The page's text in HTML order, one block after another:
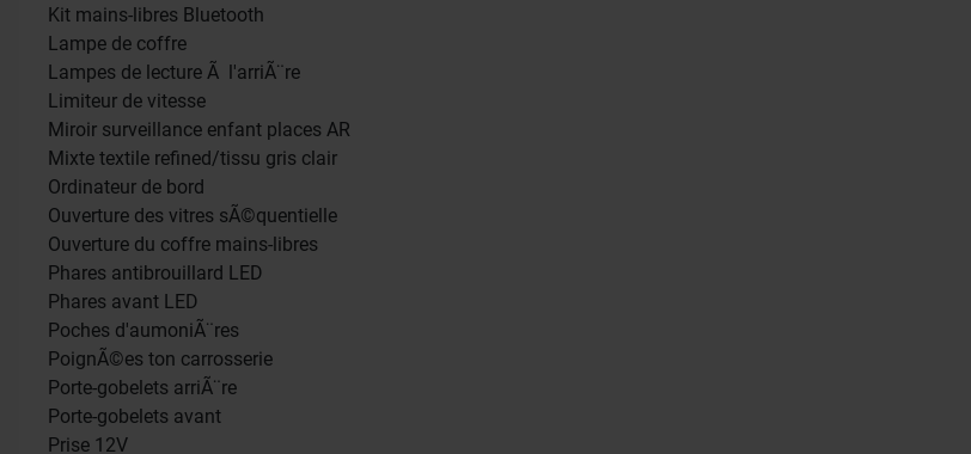
Kit mains-libres Bluetooth
Lampe de coffre
Lampes de lecture Ã l'arriÃ¨re
Limiteur de vitesse
Miroir surveillance enfant places AR
Mixte textile refined/tissu gris clair
Ordinateur de bord
Ouverture des vitres sÃ©quentielle
Ouverture du coffre mains-libres
Phares antibrouillard LED
Phares avant LED
Poches d'aumoniÃ¨res
PoignÃ©es ton carrosserie
Porte-gobelets arriÃ¨re
Porte-gobelets avant
Prise 12V